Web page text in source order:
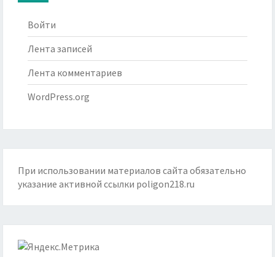
Войти
Лента записей
Лента комментариев
WordPress.org
При использовании материалов сайта обязательно
указание активной ссылки poligon218.ru